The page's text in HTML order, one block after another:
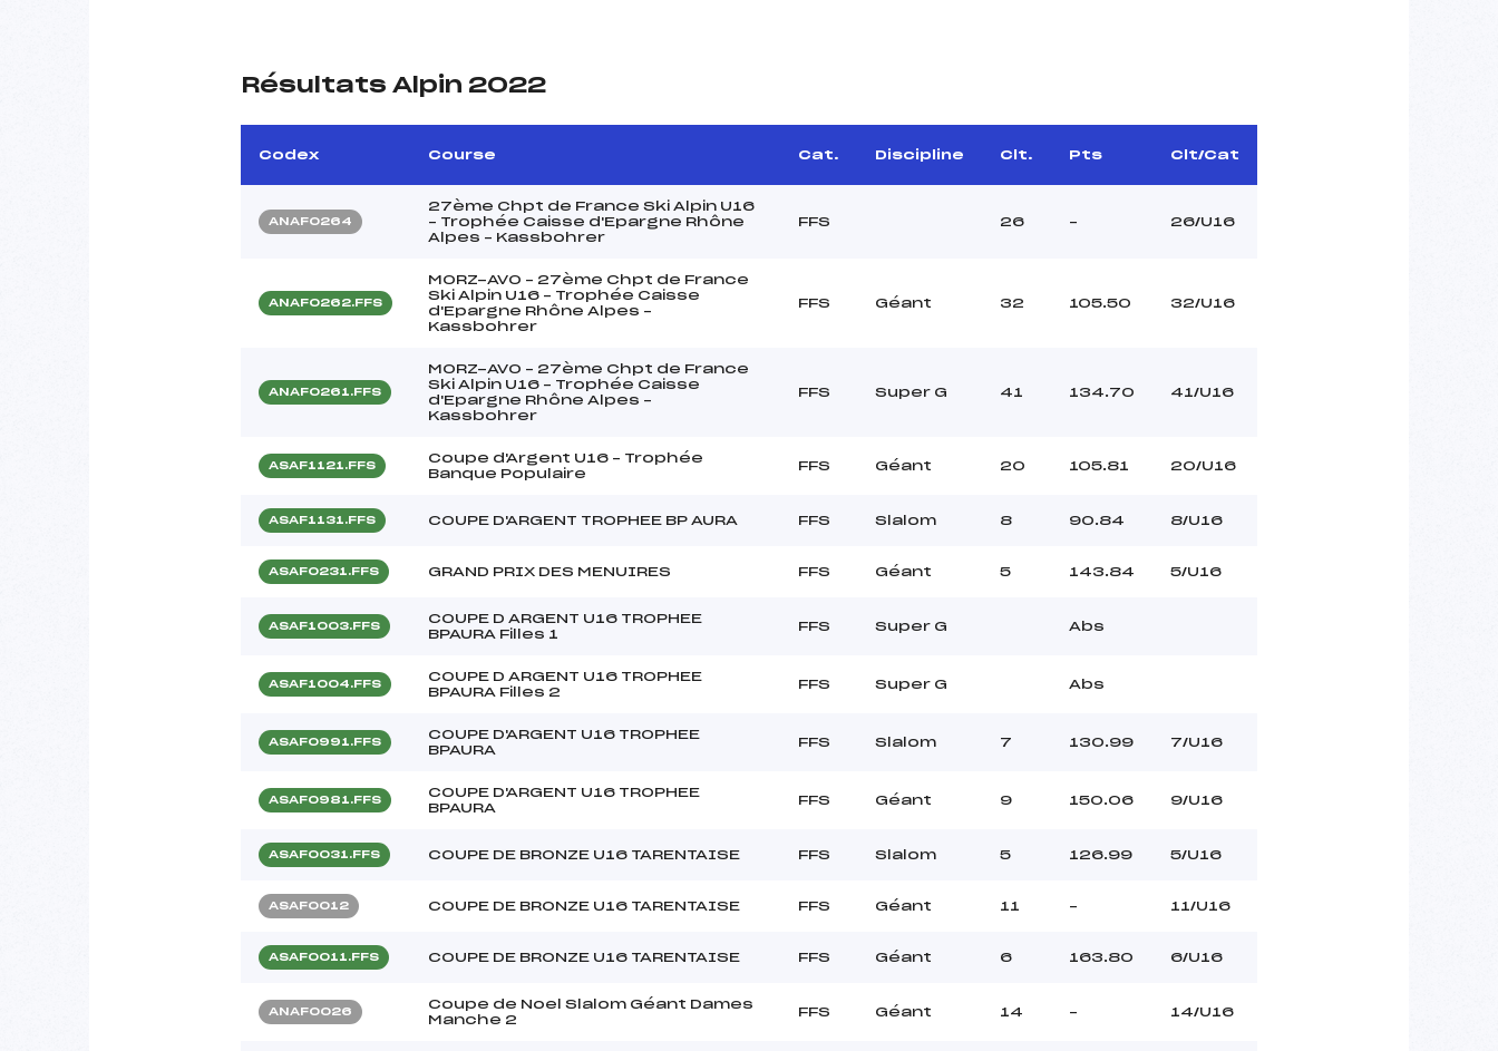
Résultats Alpin 2022
Codex Course Cat. Discipline Clt. Pts Clt/Cat
ANAF0264
27ème Chpt de France Ski Alpin U16
– Trophée Caisse d'Epargne Rhône
Alpes – Kassbohrer
FFS 26 – 26/U16
ANAF0262.FFS
MORZ-AVO – 27ème Chpt de France
Ski Alpin U16 – Trophée Caisse
d'Epargne Rhône Alpes –
Kassbohrer
FFS Géant 32 105.50 32/U16
ANAF0261.FFS
MORZ-AVO – 27ème Chpt de France
Ski Alpin U16 – Trophée Caisse
d'Epargne Rhône Alpes –
Kassbohrer
FFS Super G 41 134.70 41/U16
ASAF1121.FFS
Coupe d'Argent U16 – Trophée
Banque Populaire
FFS Géant 20 105.81 20/U16
ASAF1131.FFS COUPE D'ARGENT TROPHEE BP AURA FFS Slalom 8 90.84 8/U16
ASAF0231.FFS GRAND PRIX DES MENUIRES FFS Géant 5 143.84 5/U16
ASAF1003.FFS
COUPE D ARGENT U16 TROPHEE
BPAURA Filles 1
FFS Super G Abs
ASAF1004.FFS
COUPE D ARGENT U16 TROPHEE
BPAURA Filles 2
FFS Super G Abs
ASAF0991.FFS
COUPE D'ARGENT U16 TROPHEE
BPAURA
FFS Slalom 7 130.99 7/U16
ASAF0981.FFS
COUPE D'ARGENT U16 TROPHEE
BPAURA
FFS Géant 9 150.06 9/U16
ASAF0031.FFS COUPE DE BRONZE U16 TARENTAISE FFS Slalom 5 126.99 5/U16
ASAF0012 COUPE DE BRONZE U16 TARENTAISE FFS Géant 11 – 11/U16
ASAF0011.FFS COUPE DE BRONZE U16 TARENTAISE FFS Géant 6 163.80 6/U16
ANAF0026
Coupe de Noel Slalom Géant Dames
Manche 2
FFS Géant 14 – 14/U16